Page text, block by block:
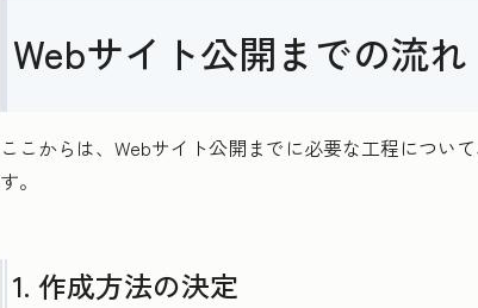
Webサイト公開までの流れ
ここからは、Webサイト公開までに必要な工程につい
す。
1. 作成方法の決定